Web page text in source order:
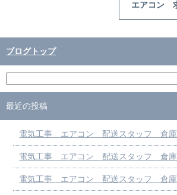
エアコン
ブログトップ
最近の投稿
電気工事 エアコン 配送スタッフ 倉
電気工事 エアコン 配送スタッフ 倉
電気工事 エアコン 配送スタッフ 倉